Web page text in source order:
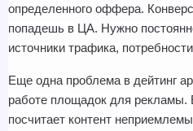
определенного оффера.
попадешь в ЦА. Нужно
источники трафика,
Еще одна проблема в дейтинг
работе площадок для рекламы.
посчитает контент